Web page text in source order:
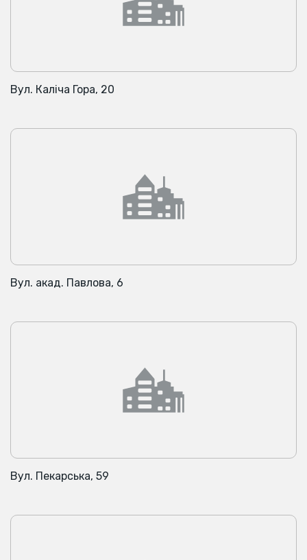
Вул. Каліча Гора, 20
Вул. акад. Павлова, 6
Вул. Пекарська, 59